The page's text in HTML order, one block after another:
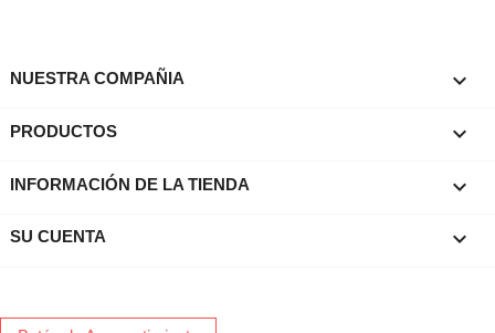
NUESTRA COMPAÑIA 
PRODUCTOS 
INFORMACIÓN DE LA TIENDA keyboard_arrow_down
SU CUENTA 